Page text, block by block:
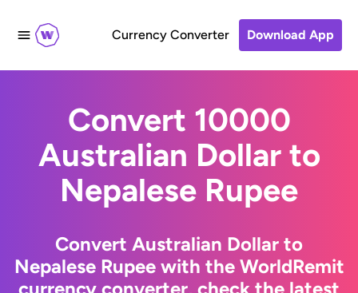
Currency Converter Download App
Convert 10000
Australian Dollar to
Nepalese Rupee
Convert Australian Dollar to
Nepalese Rupee with the WorldRemit